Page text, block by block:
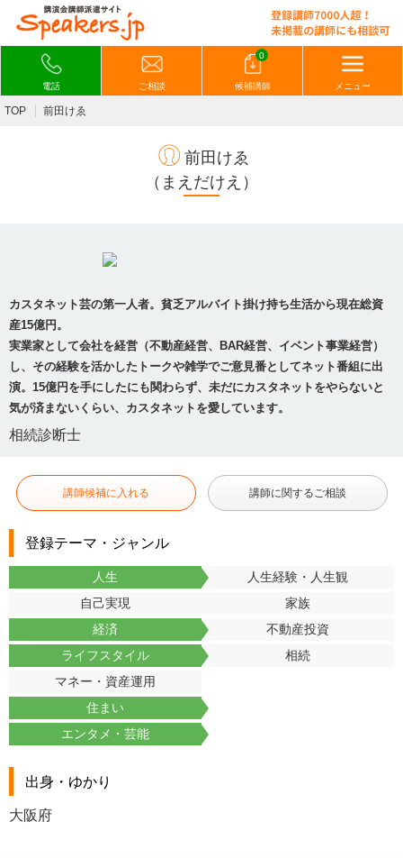
電話 ご相談
0
候補講師 メニュー
TOP 前田けゑ
前田けゑ
（まえだけえ）
カスタネット芸の第一人者。貧乏アルバイト掛け持ち生活から現在総資
産15億円。
実業家として会社を経営（不動産経営、BAR経営、イベント事業経営）
し、その経験を活かしたトークや雑学でご意見番としてネット番組に出
演。15億円を手にしたにも関わらず、未だにカスタネットをやらないと
気が済まないくらい、カスタネットを愛しています。
相続診断士
講師候補に入れる 講師に関するご相談
登録テーマ・ジャンル
人生
人生経験・人生観
自己実現
家族
経済
不動産投資
ライフスタイル
相続
マネー・資産運用
住まい
エンタメ・芸能
出身・ゆかり
大阪府